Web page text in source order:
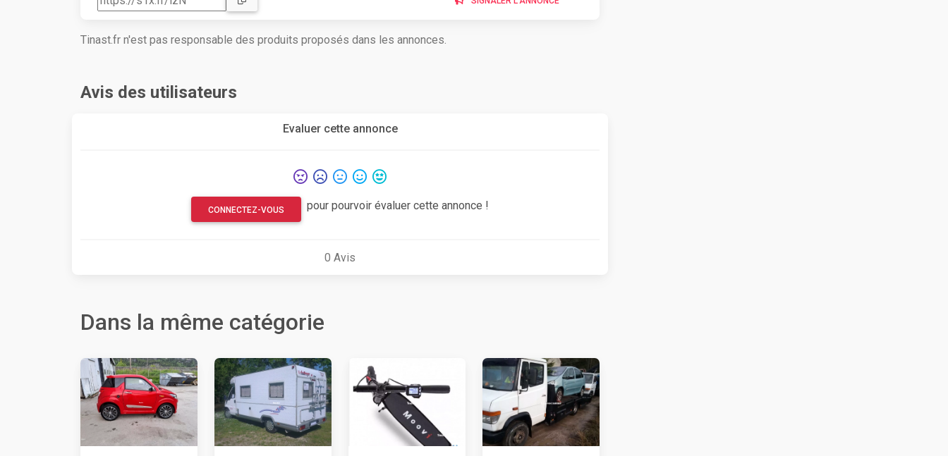
Tinast.fr n'est pas responsable des produits proposés dans les annonces.
Avis des utilisateurs
Evaluer cette annonce
CONNECTEZ-VOUS pour pourvoir évaluer cette annonce !
0 Avis
Dans la même catégorie